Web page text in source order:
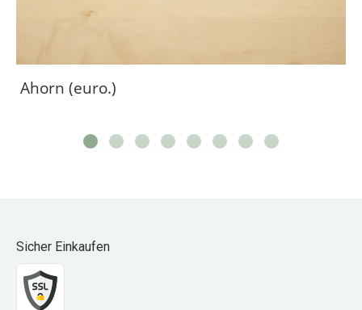
Ahorn (euro.)
Sicher Einkaufen